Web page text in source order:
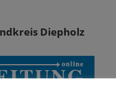
Diepholz